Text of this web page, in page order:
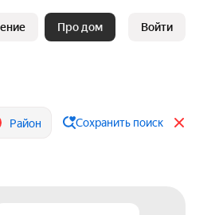
Про дом Войти
Район Сохранить поиск